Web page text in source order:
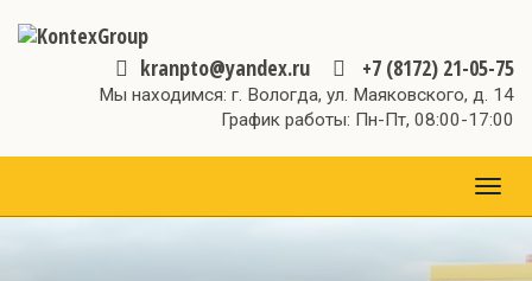
kranpto@yandex.ru +7 (8172) 21-05-75
Мы находимся: г. Вологда, ул. Маяковского, д. 14
График работы: Пн-Пт, 08:00-17:00